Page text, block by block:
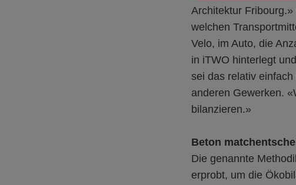
Architektur
welchen
Velo, im Auto, die
in iTWO hinterlegt
sei das relativ
anderen Gewerken.
bilanzieren.»
Beton
Die genannte
erprobt, um die